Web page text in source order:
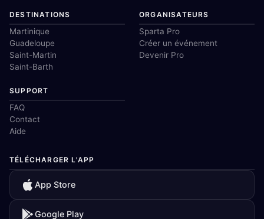
DESTINATIONS
Martinique
Guadeloupe
Saint-Martin
Saint-Barth
ORGANISATEURS
Sparta Pro
Créer un événement
Devenir Pro
SUPPORT
FAQ
Contact
Aide
TÉLÉCHARGER L'APP
App Store
Google Play